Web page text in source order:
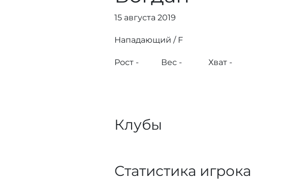
15 августа 2019
Нападающий / F
Рост - Вес - Хват -
Клубы
Статистика игрока